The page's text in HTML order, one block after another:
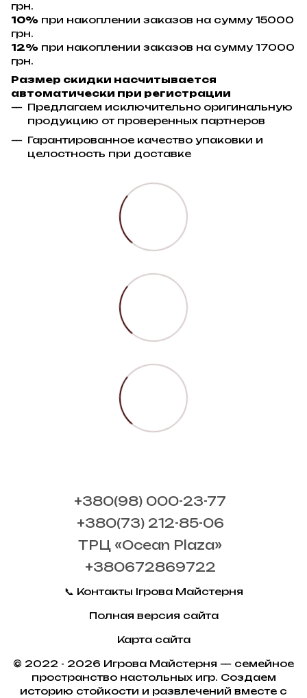
грн.
10% при накоплении заказов на сумму 15000
грн.
12% при накоплении заказов на сумму 17000
грн.
Размер скидки насчитывается
автоматически при регистрации
Предлагаем исключительно оригинальную
продукцию от проверенных партнеров
Гарантированное качество упаковки и
целостность при доставке
+380(98) 000-23-77
+380(73) 212-85-06
ТРЦ «Ocean Plaza»
+380672869722
📞 Контакты Ігрова Майстерня
Полная версия сайта
Карта сайта
© 2022 - 2026 Игрова Майстерня — семейное
пространство настольных игр. Создаем
историю стойкости и развлечений вместе с